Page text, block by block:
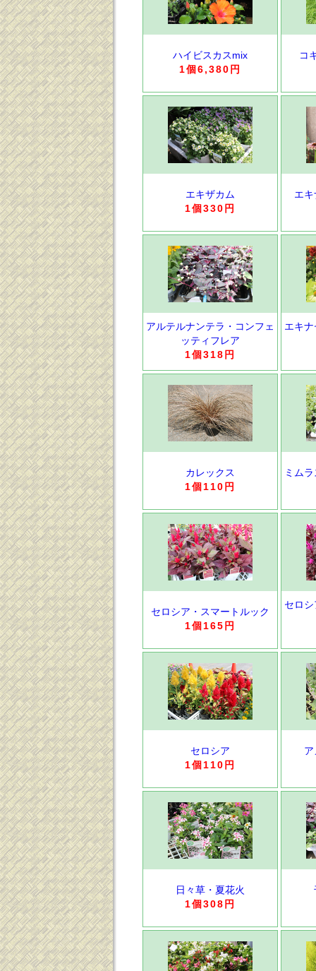
ハイビスカスmix
1個6,380円
コ
エキザカム
1個330円
エ
アルテルナンテラ・コンフェ
ッティフレア
1個318円
エキ
カレックス
1個110円
ミム
セロシア・スマートルック
1個165円
セロ
セロシア
1個110円
日々草・夏花火
1個308円